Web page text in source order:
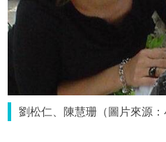
劉松仁、陳慧珊（圖片來源：